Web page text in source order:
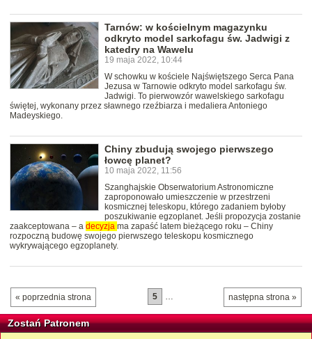
Tarnów: w kościelnym magazynku
odkryto model sarkofagu św. Jadwigi z
katedry na Wawelu
19 maja 2022, 10:44
W schowku w kościele Najświętszego Serca Pana
Jezusa w Tarnowie odkryto model sarkofagu św.
Jadwigi. To pierwowzór wawelskiego sarkofagu
świętej, wykonany przez sławnego rzeźbiarza i medaliera Antoniego
Madeyskiego.
Chiny zbudują swojego pierwszego
łowcę planet?
10 maja 2022, 11:56
Szanghajskie Obserwatorium Astronomiczne
zaproponowało umieszczenie w przestrzeni
kosmicznej teleskopu, którego zadaniem byłoby
poszukiwanie egzoplanet. Jeśli propozycja zostanie
zaakceptowana – a decyzja ma zapaść latem bieżącego roku – Chiny
rozpoczną budowę swojego pierwszego teleskopu kosmicznego
wykrywającego egzoplanety.
« poprzednia strona następna strona »
5 …
Zostań Patronem